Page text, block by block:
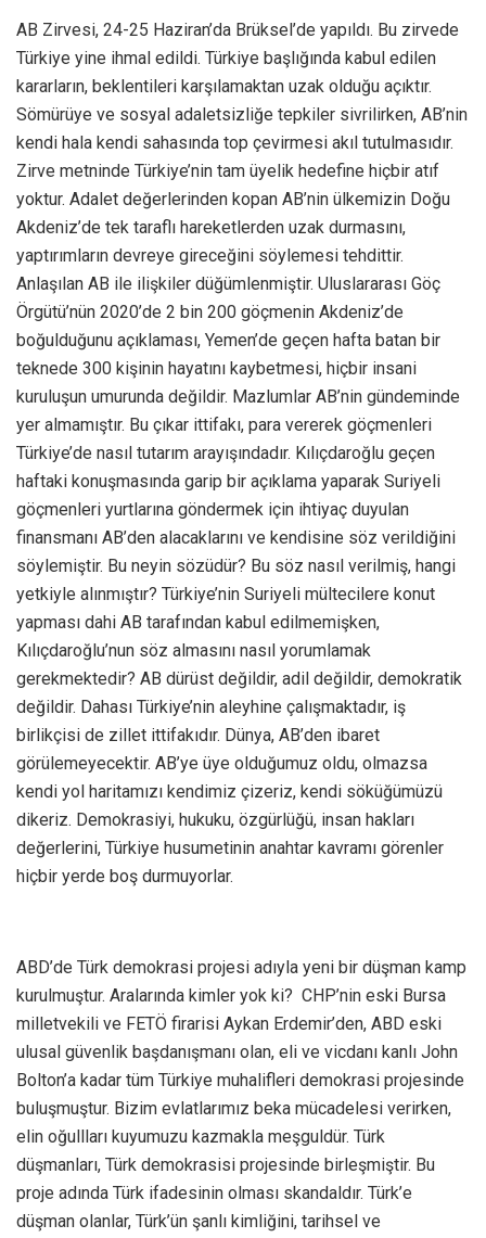
AB Zirvesi, 24-25 Haziran’da Brüksel’de yapıldı. Bu zirvede
Türkiye yine ihmal edildi. Türkiye başlığında kabul edilen
kararların, beklentileri karşılamaktan uzak olduğu açıktır.
Sömürüye ve sosyal adaletsizliğe tepkiler sivrilirken, AB’nin
kendi hala kendi sahasında top çevirmesi akıl tutulmasıdır.
Zirve metninde Türkiye’nin tam üyelik hedefine hiçbir atıf
yoktur. Adalet değerlerinden kopan AB’nin ülkemizin Doğu
Akdeniz’de tek taraflı hareketlerden uzak durmasını,
yaptırımların devreye gireceğini söylemesi tehdittir.
Anlaşılan AB ile ilişkiler düğümlenmiştir. Uluslararası Göç
Örgütü’nün 2020’de 2 bin 200 göçmenin Akdeniz’de
boğulduğunu açıklaması, Yemen’de geçen hafta batan bir
teknede 300 kişinin hayatını kaybetmesi, hiçbir insani
kuruluşun umurunda değildir. Mazlumlar AB’nin gündeminde
yer almamıştır. Bu çıkar ittifakı, para vererek göçmenleri
Türkiye’de nasıl tutarım arayışındadır. Kılıçdaroğlu geçen
haftaki konuşmasında garip bir açıklama yaparak Suriyeli
göçmenleri yurtlarına göndermek için ihtiyaç duyulan
finansmanı AB’den alacaklarını ve kendisine söz verildiğini
söylemiştir. Bu neyin sözüdür? Bu söz nasıl verilmiş, hangi
yetkiyle alınmıştır? Türkiye’nin Suriyeli mültecilere konut
yapması dahi AB tarafından kabul edilmemişken,
Kılıçdaroğlu’nun söz almasını nasıl yorumlamak
gerekmektedir? AB dürüst değildir, adil değildir, demokratik
değildir. Dahası Türkiye’nin aleyhine çalışmaktadır, iş
birlikçisi de zillet ittifakıdır. Dünya, AB’den ibaret
görülemeyecektir. AB’ye üye olduğumuz oldu, olmazsa
kendi yol haritamızı kendimiz çizeriz, kendi söküğümüzü
dikeriz. Demokrasiyi, hukuku, özgürlüğü, insan hakları
değerlerini, Türkiye husumetinin anahtar kavramı görenler
hiçbir yerde boş durmuyorlar.
ABD’de Türk demokrasi projesi adıyla yeni bir düşman kamp
kurulmuştur. Aralarında kimler yok ki? CHP’nin eski Bursa
milletvekili ve FETÖ firarisi Aykan Erdemir’den, ABD eski
ulusal güvenlik başdanışmanı olan, eli ve vicdanı kanlı John
Bolton’a kadar tüm Türkiye muhalifleri demokrasi projesinde
buluşmuştur. Bizim evlatlarımız beka mücadelesi verirken,
elin oğullları kuyumuzu kazmakla meşguldür. Türk
düşmanları, Türk demokrasisi projesinde birleşmiştir. Bu
proje adında Türk ifadesinin olması skandaldır. Türk’e
düşman olanlar, Türk’ün şanlı kimliğini, tarihsel ve